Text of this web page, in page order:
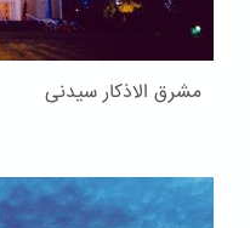
مشرق الاذکار سیدنی